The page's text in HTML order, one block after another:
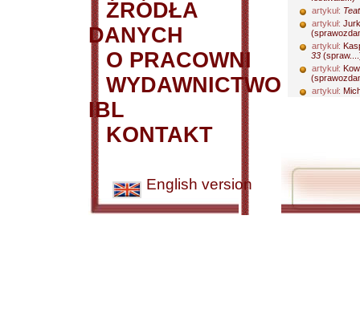
ŹRÓDŁA
DANYCH
O PRACOWNI
WYDAWNICTWO
IBL
KONTAKT
English version
artykuł:
artykuł:
artykuł:
33
artykuł:
artykuł: